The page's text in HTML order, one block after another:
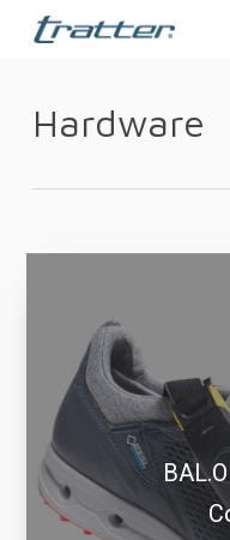
Skip
contentHardware